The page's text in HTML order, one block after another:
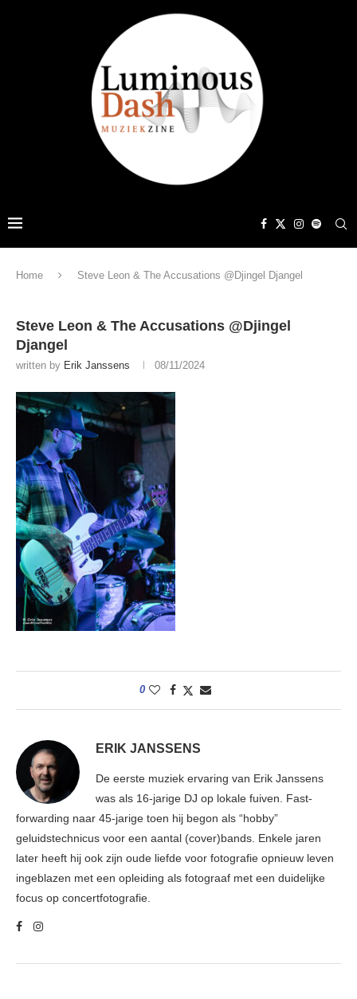
Home Steve Leon & The Accusations @Djingel Djangel
Steve Leon & The Accusations @Djingel
Djangel
written by Erik Janssens 08/11/2024
0
ERIK JANSSENS
De eerste muziek ervaring van Erik Janssens
was als 16-jarige DJ op lokale fuiven. Fast-
forwarding naar 45-jarige toen hij begon als “hobby”
geluidstechnicus voor een aantal (cover)bands. Enkele jaren
later heeft hij ook zijn oude liefde voor fotografie opnieuw leven
ingeblazen met een opleiding als fotograaf met een duidelijke
focus op concertfotografie.